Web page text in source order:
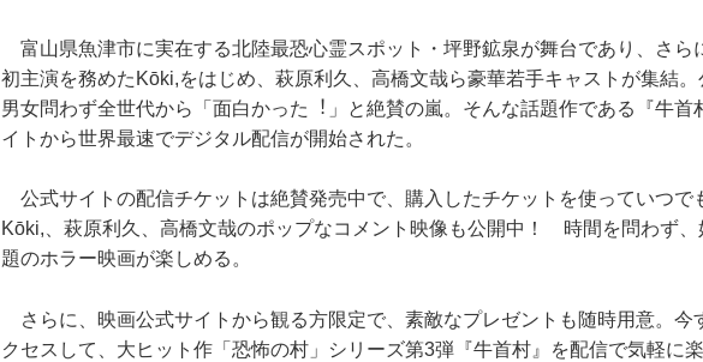
富山県魚津市に実在する北陸最恐心霊スポット・坪野鉱泉が舞台であり、さら
初主演を務めたKōki,をはじめ、萩原利久、高橋文哉ら豪華若手キャストが集結。
男女問わず全世代から「面白かった︕」と絶賛の嵐。そんな話題作である『牛首
イトから世界最速でデジタル配信が開始された。
公式サイトの配信チケットは絶賛発売中で、購入したチケットを使っていつで
Kōki,、萩原利久、高橋文哉のポップなコメント映像も公開中！ 時間を問わず、
題のホラー映画が楽しめる。
さらに、映画公式サイトから観る方限定で、素敵なプレゼントも随時用意。今
クセスして、大ヒット作「恐怖の村」シリーズ第3弾『牛首村』を配信で気軽に